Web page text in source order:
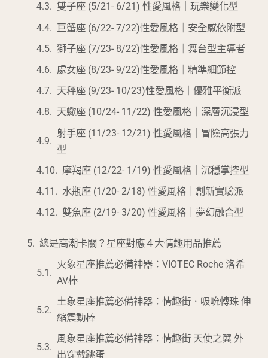
雙子座 (5/21- 6/21) 性愛風格｜玩樂變化型
巨蟹座 (6/22- 7/22)性愛風格｜安全感依附型
獅子座 (7/23- 8/22)性愛風格｜舞台型主導者
處女座 (8/23- 9/22)性愛風格｜精準細節控
天秤座 (9/23- 10/23)性愛風格｜優雅平衡派
天蠍座 (10/24- 11/22) 性愛風格｜深層沉浸型
射手座 (11/23- 12/21) 性愛風格｜冒險高張力
型
摩羯座 (12/22- 1/19) 性愛風格｜沉穩掌控型
水瓶座 (1/20- 2/18) 性愛風格｜創新實驗派
雙魚座 (2/19- 3/20) 性愛風格｜夢幻融合型
總是高潮卡關？星座對應４大情趣用品推薦
火象星座推薦必備神器：VIOTEC Roche 洛希
AV棒
土象星座推薦必備神器：情趣街．吸吮轉珠 伸
縮震動棒
風象星座推薦必備神器：情趣街 天使之翼 外
出穿戴跳蛋